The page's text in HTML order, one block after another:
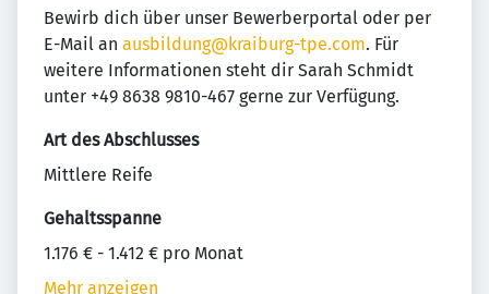
Bewirb dich über unser Bewerberportal oder per
E-Mail an ausbildung@kraiburg-tpe.com. Für
weitere Informationen steht dir Sarah Schmidt
unter +49 8638 9810-467 gerne zur Verfügung.
Art des Abschlusses
Mittlere Reife
Gehaltsspanne
1.176 € - 1.412 € pro Monat
Mehr anzeigen